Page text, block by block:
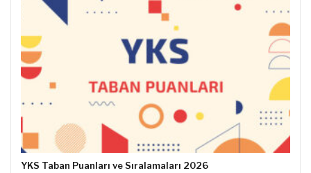
YKS Taban Puanları ve Sıralamaları 2026